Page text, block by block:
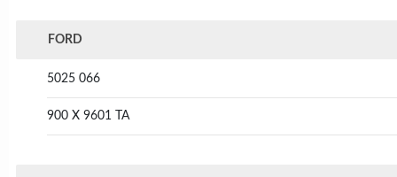
FORD
5025 066
900 X 9601 TA